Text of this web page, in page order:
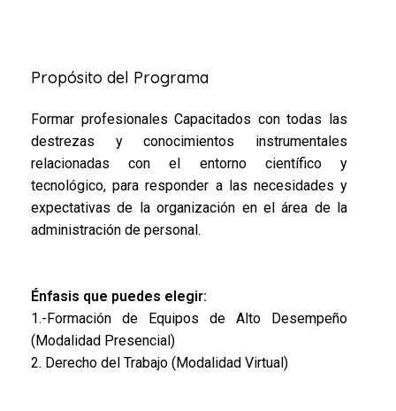
Propósito del Programa
Formar profesionales Capacitados con todas las
destrezas y conocimientos instrumentales
relacionadas con el entorno científico y
tecnológico, para responder a las necesidades y
expectativas de la organización en el área de la
administración de personal.
Énfasis que puedes elegir:
1.-Formación de Equipos de Alto Desempeño
(Modalidad Presencial)
2. Derecho del Trabajo (Modalidad Virtual)